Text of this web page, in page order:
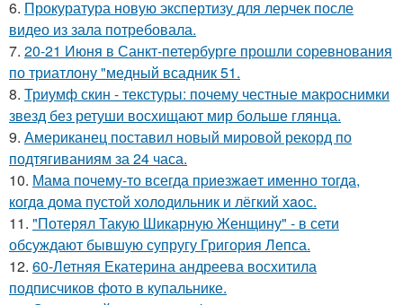
6. Прокуратура новую экспертизу для лерчек после
видео из зала потребовала.
7. 20-21 Июня в Санкт-петербурге прошли соревнования
по триатлону "медный всадник 51.
8. Триумф скин - текстуры: почему честные макроснимки
звезд без ретуши восхищают мир больше глянца.
9. Американец поставил новый мировой рекорд по
подтягиваниям за 24 часа.
10. Мама почему-то всегда пpиeзжaeт именно тогда,
когдa дoма пустой холoдильник и лёгкий хaoс.
11. "Потерял Такую Шикарную Женщину" - в сети
обсуждают бывшую супругу Григория Лепса.
12. 60-Летняя Екатерина андреева восхитила
подписчиков фото в купальнике.